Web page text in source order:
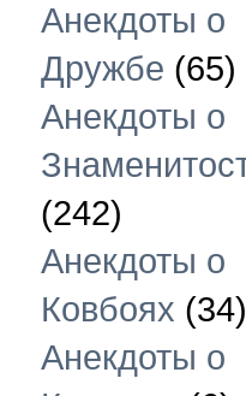
Анекдоты о
Дружбе (65)
Анекдоты о
(242)
Анекдоты о
Ковбоях (34)
Анекдоты о